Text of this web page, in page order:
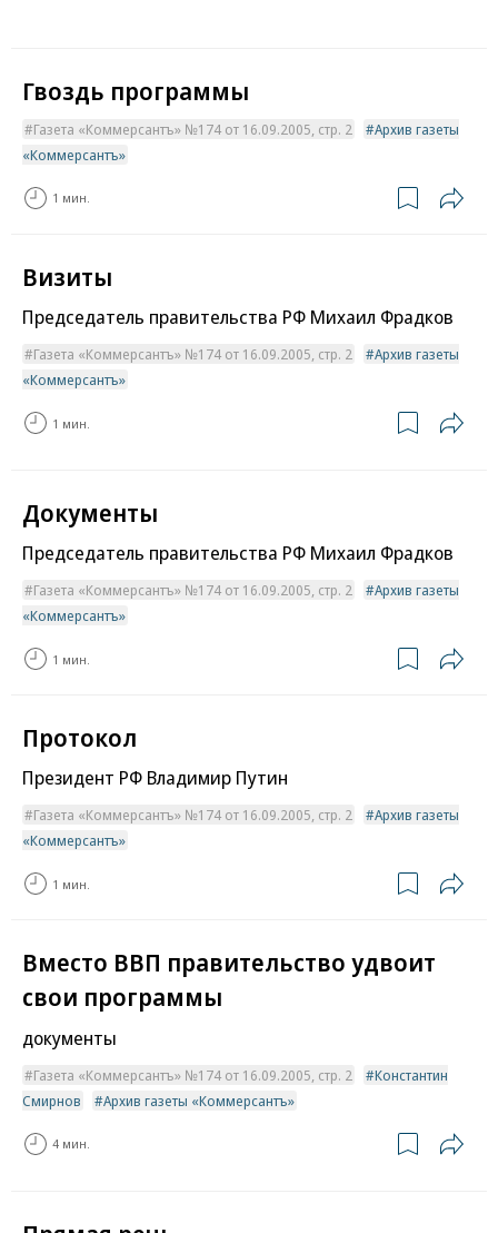
Гвоздь программы
Газета «Коммерсантъ» №174 от 16.09.2005, стр. 2
Архив газеты
«Коммерсантъ»
1 мин.
Визиты
Председатель правительства РФ Михаил Фрадков
Газета «Коммерсантъ» №174 от 16.09.2005, стр. 2
Архив газеты
«Коммерсантъ»
1 мин.
Документы
Председатель правительства РФ Михаил Фрадков
Газета «Коммерсантъ» №174 от 16.09.2005, стр. 2
Архив газеты
«Коммерсантъ»
1 мин.
Протокол
Президент РФ Владимир Путин
Газета «Коммерсантъ» №174 от 16.09.2005, стр. 2
Архив газеты
«Коммерсантъ»
1 мин.
Вместо ВВП правительство удвоит
свои программы
документы
Газета «Коммерсантъ» №174 от 16.09.2005, стр. 2
Константин
Смирнов
Архив газеты «Коммерсантъ»
4 мин.